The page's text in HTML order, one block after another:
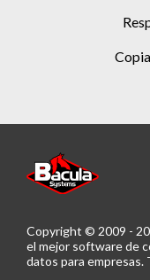
Copyright © 2009 -
el mejor software de
datos para empresas.